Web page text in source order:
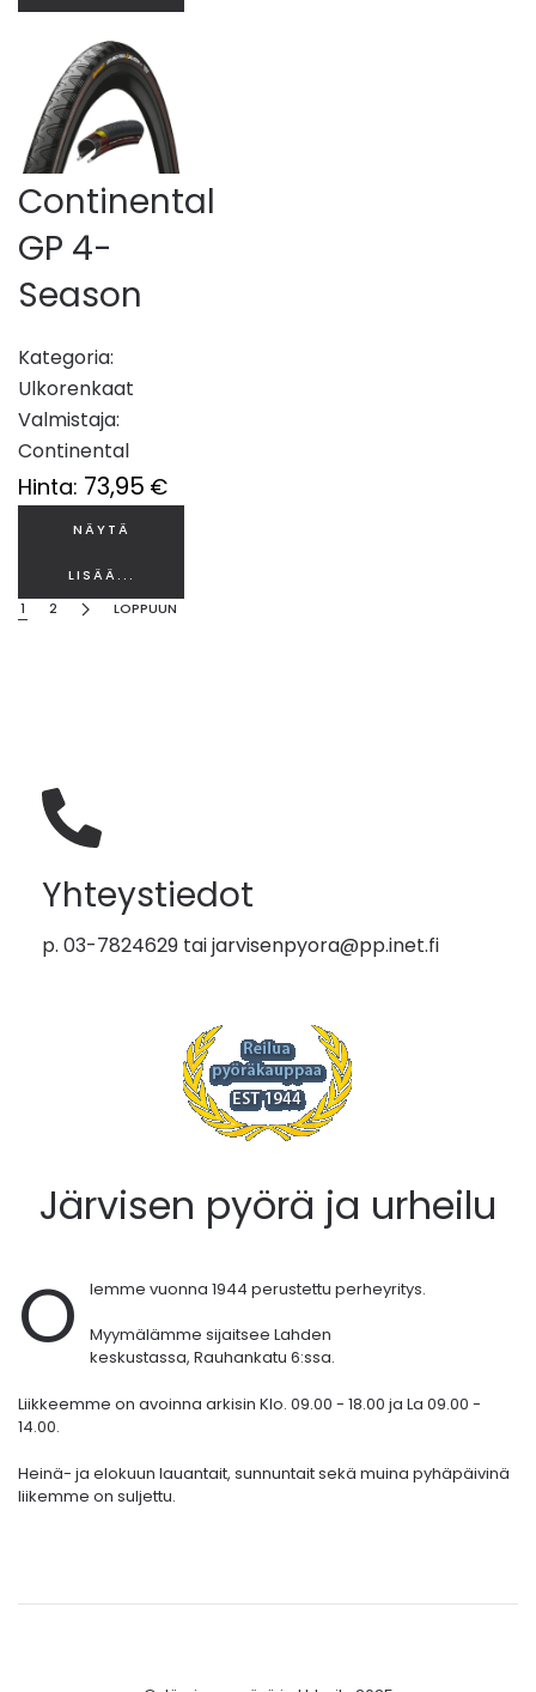
Continental
GP 4-
Season
Kategoria:
Ulkorenkaat
Valmistaja:
Continental
Hinta: 73,95 €
NÄYTÄ
LISÄÄ...
1
2 LOPPUUN
Yhteystiedot
p. 03-7824629 taijarvisenpyora@pp.inet.fi
Järvisen pyörä ja urheilu
O
lemme vuonna 1944 perustettu perheyritys.
Myymälämme sijaitsee Lahden
keskustassa, Rauhankatu 6:ssa.
Liikkeemme on avoinna arkisin Klo. 09.00 - 18.00 ja La 09.00 -
14.00.
Heinä- ja elokuun lauantait, sunnuntait sekä muina pyhäpäivinä
liikemme on suljettu.